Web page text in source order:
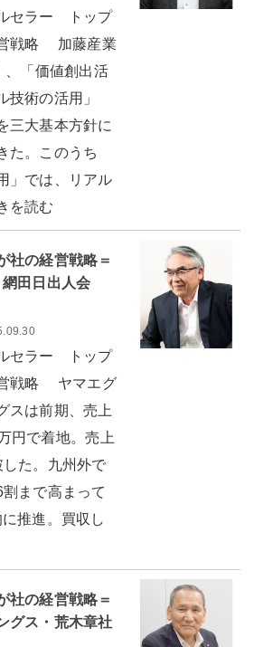
セラー トップ
戦略 加藤産業
、「価値創出活
技術の活用」
三大基本方針に
た。このうち
」では、リアル
を読む
社の経営戦略＝
田日出人会
セラー トップ
戦略 ヤマエグ
スは前期、売上
円で着地。売上
た。九州外で
まで高まって
推進。買収し
社の経営戦略＝
グス・荒木章社